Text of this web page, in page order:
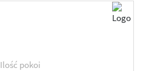
Ilość pokoi